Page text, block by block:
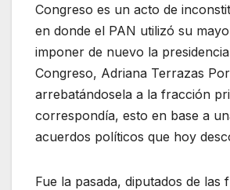
Congreso es un acto de
en donde el PAN utilizó su
imponer de nuevo la
Congreso, Adriana Terrazas
arrebatándosela a la fracción
correspondía, esto en base a
acuerdos políticos que hoy
Fue la pasada, diputados de las